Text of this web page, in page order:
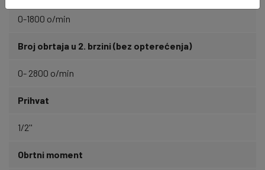
0-1800 o/min
Broj obrtaja u 2. brzini (bez opterećenja)
0- 2800 o/min
Prihvat
1/2''
Obrtni moment